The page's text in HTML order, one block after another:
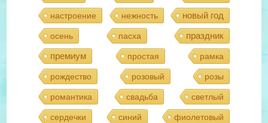
настроение нежность новый год
осень пасха
праздник
премиум
простая рамка
рождество розовый розы
романтика свадьба светлый
сердечки синий фиолетовый